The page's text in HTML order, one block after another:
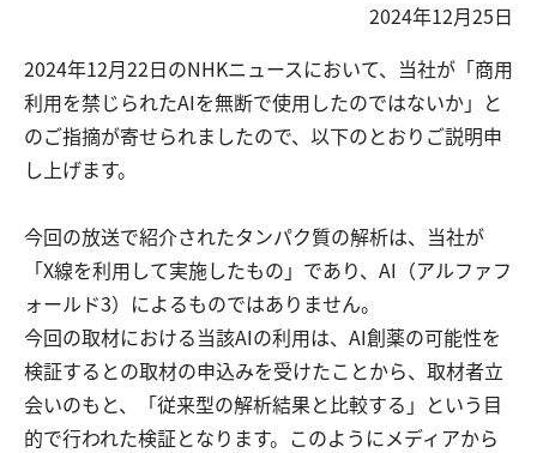
2024年12月25日
2024年12月22日のNHKニュースにおいて、当社が「商用
利用を禁じられたAIを無断で使用したのではないか」と
のご指摘が寄せられましたので、以下のとおりご説明申
し上げます。
今回の放送で紹介されたタンパク質の解析は、当社が
「X線を利用して実施したもの」であり、AI（アルファフ
ォールド3）によるものではありません。
今回の取材における当該AIの利用は、AI創薬の可能性を
検証するとの取材の申込みを受けたことから、取材者立
会いのもと、「従来型の解析結果と比較する」という目
的で行われた検証となります。このようにメディアから